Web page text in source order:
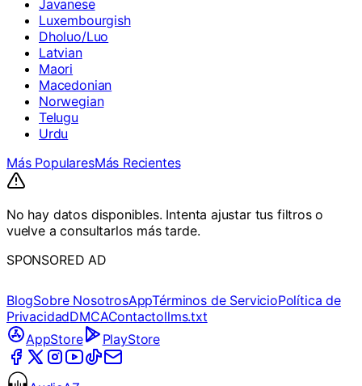
Javanese
Luxembourgish
Dholuo/Luo
Latvian
Maori
Macedonian
Norwegian
Telugu
Urdu
Más PopularesMás Recientes
No hay datos disponibles. Intenta ajustar tus filtros o
vuelve a consultarlos más tarde.
SPONSORED AD
BlogSobre NosotrosAppTérminos de ServicioPolítica de
PrivacidadDMCAContactollms.txt
AppStore
PlayStore